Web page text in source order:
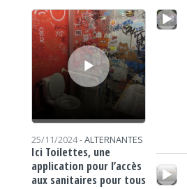
Lecteur audio
25/11/2024 -ALTERNANTES
Ici Toilettes, une
application pour l’accès
aux sanitaires pour tous
Lecteur audio
Lecteur audio